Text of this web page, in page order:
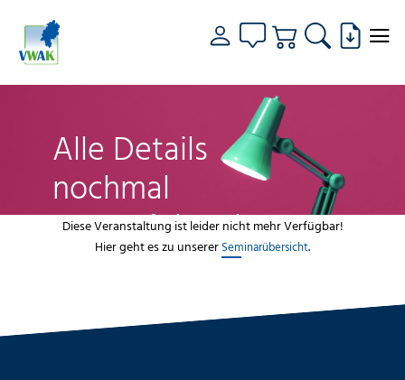
Alle Details
nochmal
genau fokussiert
Diese Veranstaltung ist leider nicht mehr Verfügbar!
Hier geht es zu unserer Seminarübersicht.